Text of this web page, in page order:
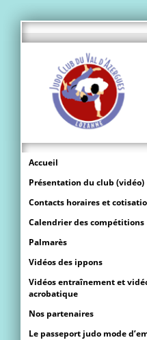
Accueil
Présentation du club (vidéo)
Contacts horaires et
Calendrier des compétitions
Palmarès
Vidéos des ippons
Vidéos entraînement et
acrobatique
Nos partenaires
Le passeport judo mode